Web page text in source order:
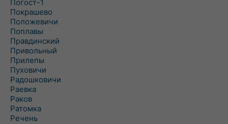
Погост-1
Покрашево
Положевичи
Поплавы
Правдинский
Привольный
Прилепы
Пуховичи
Радошковичи
Раевка
Раков
Ратомка
Речень